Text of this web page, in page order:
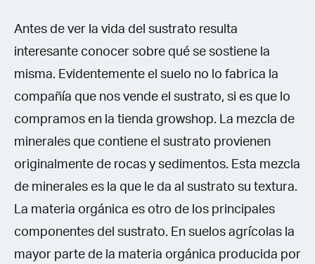
Antes de ver la vida del sustrato resulta
interesante conocer sobre qué se sostiene la
misma. Evidentemente el suelo no lo fabrica la
compañía que nos vende el sustrato, si es que lo
compramos en la tienda growshop. La mezcla de
minerales que contiene el sustrato provienen
originalmente de rocas y sedimentos. Esta mezcla
de minerales es la que le da al sustrato su textura.
La materia orgánica es otro de los principales
componentes del sustrato. En suelos agrícolas la
mayor parte de la materia orgánica producida por